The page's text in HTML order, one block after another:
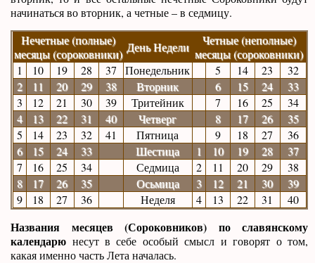
начинаться во вторник, а четные – в седмицу.
Нечетные (полные)
месяцы (сороковники) День Недели
Четные (неполные)
месяцы (сороковники)
1
10 19 28 37 Понедельник 5 14 23
32
2
11 20 29 38 Вторник 6 15 24
33
3
12 21 30 39 Тритейник 7 16 25
34
4
13 22 31 40 Четверг 8 17 26
35
5
14 23 32 41 Пятница 9 18 27
36
6
15 24 33 Шестица 1 10 19 28
37
7
16 25 34 Седмица 2 11 20 29
38
8
17 26 35 Осьмица 3 12 21 30
39
9
18 27 36 Неделя 4 13 22 31 40
Названия месяцев (Сороковников) по славянскому
календарю несут в себе особый смысл и говорят о том,
какая именно часть Лета началась.